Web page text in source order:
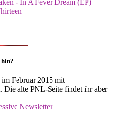
- In A Fever Dream (EP)
hin?
Februar 2015 mit
Die alte PNL-Seite findet ihr aber